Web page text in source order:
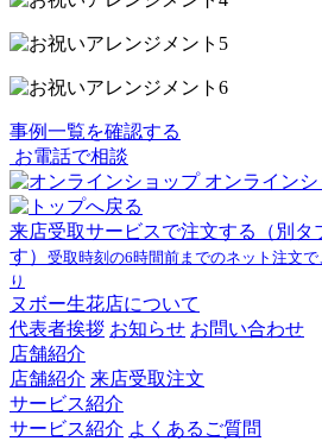
事例一覧を確認する
お電話で相談
オンライン
来店受取サービスで注文する
（別
す） 受取時刻の6時間前までのネット注文
り
ヌボー生花店について
代表者挨拶 お知らせ お問い合わせ
店舗紹介
店舗紹介 来店受取注文
サービス紹介
サービス紹介 よくあるご質問